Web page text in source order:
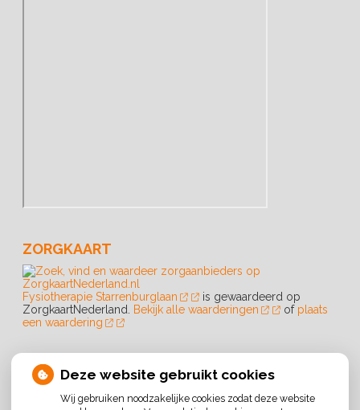
ZORGKAART
Fysiotherapie Starrenburglaan
is gewaardeerd op
ZorgkaartNederland. Bekijk alle waarderingen of plaats
een waardering
ROUTEDeze website gebruikt cookies
Wij gebruiken noodzakelijke cookies zodat deze website